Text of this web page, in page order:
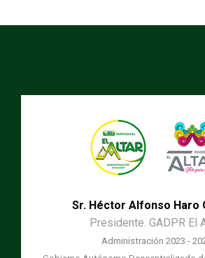
Sr. Héctor Alfonso Haro
Presidente. GADPR El
Administración 2023 -